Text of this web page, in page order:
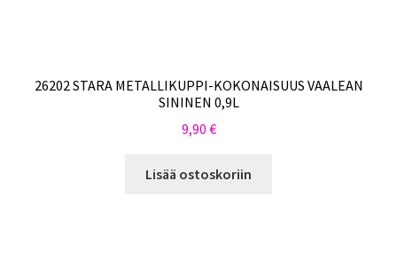
26202 STARA METALLIKUPPI-KOKONAISUUS VAALEAN
SININEN 0,9L
9,90 €
Lisää ostoskoriin